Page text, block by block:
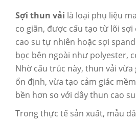
Sợi thun vải là loại phụ liệu
co giãn, được cấu tạo từ lõi
cao su tự nhiên hoặc sợi
bọc bên ngoài như polyester,
Nhờ cấu trúc này, thun vải
ổn định, vừa tạo cảm giác
bền hơn so với dây thun cao
Trong thực tế sản xuất, mẫu